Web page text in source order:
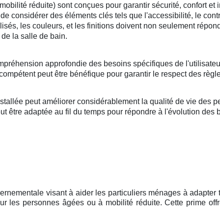
réduite) sont conçues pour garantir sécurité, confort
considérer des éléments clés tels que l'accessibilité, le
les couleurs, et les finitions doivent non seulement
la salle de bain.
approfondie des besoins spécifiques de
peut être bénéfique pour garantir le respect des
peut améliorer considérablement la qualité de vie des
être adaptée au fil du temps pour répondre à l'évolution
visant à aider les particuliers ménages à
les personnes âgées ou à mobilité réduite. Cette prime